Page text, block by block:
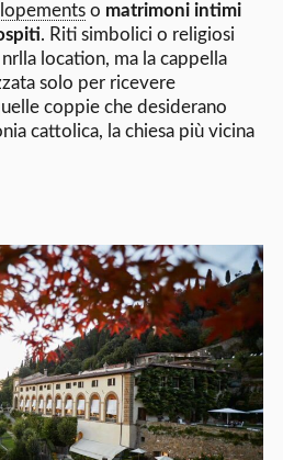
o matrimoni intimi
. Riti simbolici o religiosi
location, ma la cappella
solo per ricevere
coppie che desiderano
cattolica, la chiesa più vicina